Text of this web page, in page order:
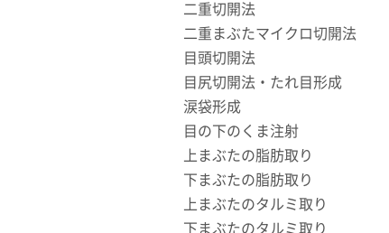
二重切開法
二重まぶたマイクロ切開法
目頭切開法
目尻切開法・たれ目形成
涙袋形成
目の下のくま注射
上まぶたの脂肪取り
下まぶたの脂肪取り
上まぶたのタルミ取り
下まぶたのタルミ取り